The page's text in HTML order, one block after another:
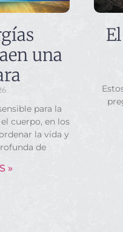
una
para la
cuerpo, en los
la vida y
de
»